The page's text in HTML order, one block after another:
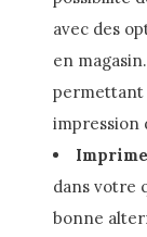
avec des
en
permettant
impression
dans votre
bonne